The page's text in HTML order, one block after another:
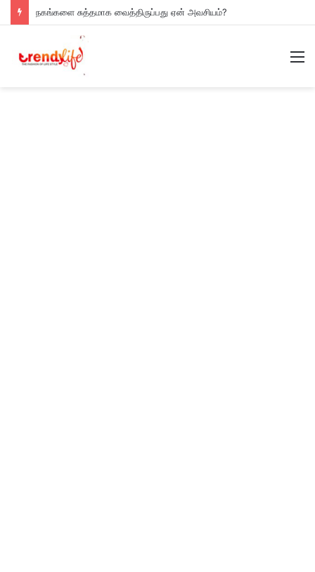
நகங்களை சுத்தமாக வைத்திருப்பது ஏன் அவசியம்?